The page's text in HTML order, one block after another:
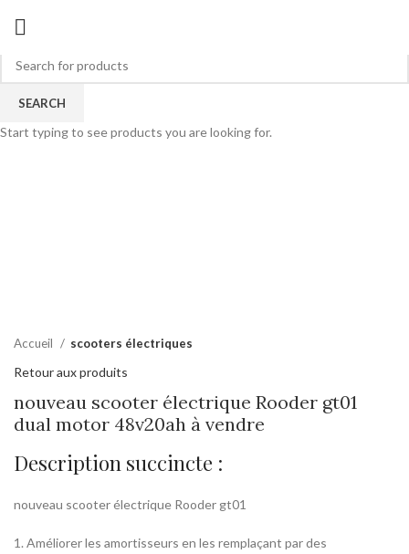
Accueil scooters électriques
Retour aux produits
nouveau scooter électrique Rooder gt01
dual motor 48v20ah à vendre
Description succincte :
nouveau scooter électrique Rooder gt01
1. Améliorer les amortisseurs en les remplaçant par des
SEARCH
Start typing to see products you are looking for.